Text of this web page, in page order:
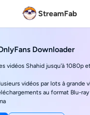
StreamFab
Downloader
vidéos Shahid jusqu'à 1080p
vidéos par lots à grande
au format Blu-